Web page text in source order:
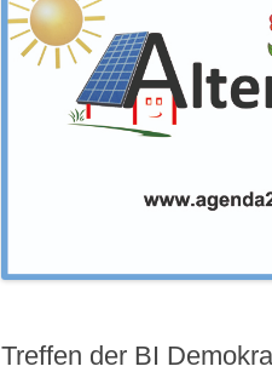
Treffen der BI